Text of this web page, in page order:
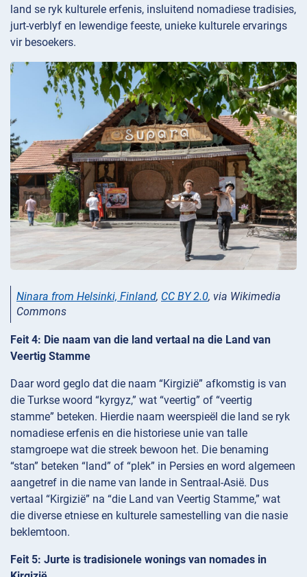
land se ryk kulturele erfenis, insluitend nomadiese tradisies,
jurt-verblyf en lewendige feeste, unieke kulturele ervarings
vir besoekers.
Ninara from Helsinki, Finland, CC BY 2.0, via Wikimedia
Commons
Feit 4: Die naam van die land vertaal na die Land van
Veertig Stamme
Daar word geglo dat die naam “Kirgizië” afkomstig is van
die Turkse woord “kyrgyz,” wat “veertig” of “veertig
stamme” beteken. Hierdie naam weerspieël die land se ryk
nomadiese erfenis en die historiese unie van talle
stamgroepe wat die streek bewoon het. Die benaming
“stan” beteken “land” of “plek” in Persies en word algemeen
aangetref in die name van lande in Sentraal-Asië. Dus
vertaal “Kirgizië” na “die Land van Veertig Stamme,” wat
die diverse etniese en kulturele samestelling van die nasie
beklemtoon.
Feit 5: Jurte is tradisionele wonings van nomades in